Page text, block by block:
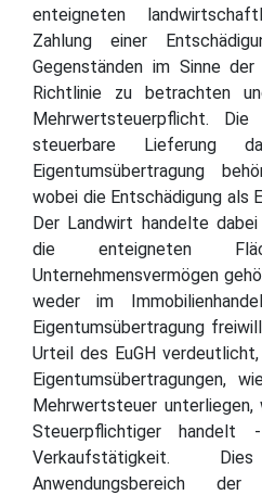
enteigneten
Zahlung einer
Gegenständen im Sinne
Richtlinie zu betrachten
Mehrwertsteuerpflicht.
steuerbare Lieferung
Eigentumsübertragung
wobei die Entschädigung als
Der Landwirt handelte
die enteigneten
Unternehmensvermögen
weder im
Eigentumsübertragung
Urteil des EuGH
Eigentumsübertragungen,
Mehrwertsteuer
Steuerpflichtiger
Verkaufstätigkeit.
Anwendungsbereich